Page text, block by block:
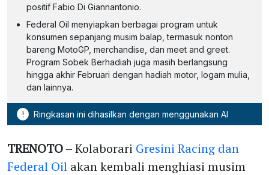
positif Fabio Di Giannantonio.
Federal Oil menyiapkan berbagai program untuk
konsumen sepanjang musim balap, termasuk nonton
bareng MotoGP, merchandise, dan meet and greet.
Program Sobek Berhadiah juga masih berlangsung
hingga akhir Februari dengan hadiah motor, logam mulia,
dan lainnya.
! Ringkasan ini dihasilkan dengan menggunakan AI
TRENOTO– Kolaborari Gresini Racing dan
Federal Oil akan kembali menghiasi musim